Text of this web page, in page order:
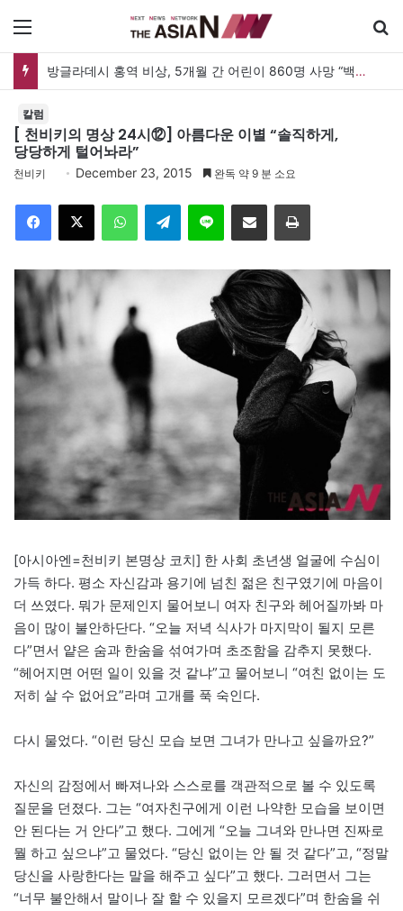
아자뉴스바이트 20260808
칼럼
[ 천비키의 명상 24시⑫] 아름다운 이별 “솔직하게,
당당하게 털어놔라”
천비키 December 23, 2015 완독 약 9 분 소요
Telegram 이메일
[아시아엔=천비키 본명상 코치] 한 사회 초년생 얼굴에 수심이
가득 하다. 평소 자신감과 용기에 넘친 젊은 친구였기에 마음이
더 쓰였다. 뭐가 문제인지 물어보니 여자 친구와 헤어질까봐 마
음이 많이 불안하단다. “오늘 저녁 식사가 마지막이 될지 모른
다”면서 얕은 숨과 한숨을 섞여가며 초조함을 감추지 못했다.
“헤어지면 어떤 일이 있을 것 같냐”고 물어보니 “여친 없이는 도
저히 살 수 없어요”라며 고개를 푹 숙인다.
다시 물었다. “이런 당신 모습 보면 그녀가 만나고 싶을까요?”
자신의 감정에서 빠져나와 스스로를 객관적으로 볼 수 있도록
질문을 던졌다. 그는 “여자친구에게 이런 나약한 모습을 보이면
안 된다는 거 안다”고 했다. 그에게 “오늘 그녀와 만나면 진짜로
뭘 하고 싶으냐”고 물었다. “당신 없이는 안 될 것 같다”고, “정말
당신을 사랑한다는 말을 해주고 싶다”고 했다. 그러면서 그는
“너무 불안해서 말이나 잘 할 수 있을지 모르겠다”며 한숨을 쉬